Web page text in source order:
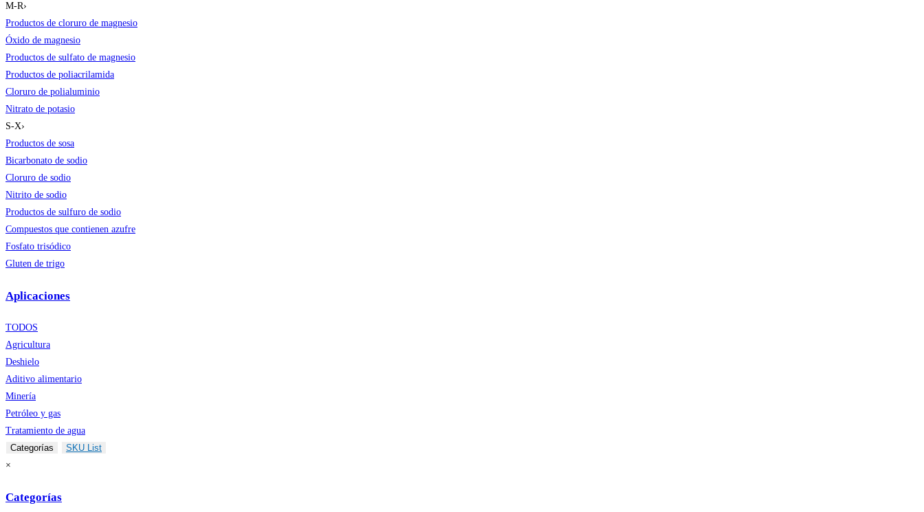
M-R›
Productos de cloruro de magnesio
Óxido de magnesio
Productos de sulfato de magnesio
Productos de poliacrilamida
Cloruro de polialuminio
Nitrato de potasio
S-X›
Productos de sosa
Bicarbonato de sodio
Cloruro de sodio
Nitrito de sodio
Productos de sulfuro de sodio
Compuestos que contienen azufre
Fosfato trisódico
Gluten de trigo
Aplicaciones
TODOS
Agricultura
Deshielo
Aditivo alimentario
Minería
Petróleo y gas
Tratamiento de agua
Categorías
SKU List
×
Categorías